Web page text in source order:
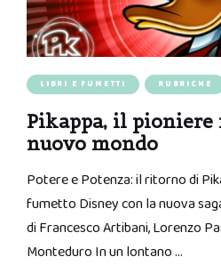
LIBRI E FUMETTI RUBRICHE
Pikappa, il
nuovo mondo
Potere e Potenza: il ritorno di
fumetto Disney con la nuova
di Francesco Artibani, Lorenzo
Monteduro In un lontano …